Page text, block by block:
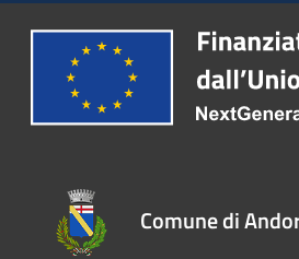
Comune di